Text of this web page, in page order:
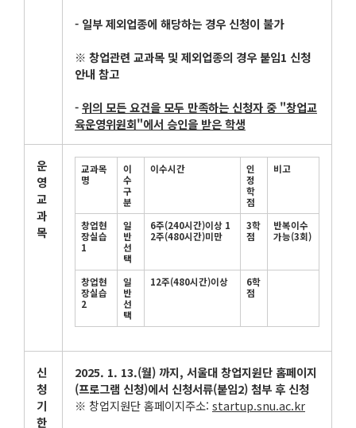
- 일부 제외업종에 해당하는 경우 신청이 불가
※ 창업관련 교과목 및 제외업종의 경우 붙임1 신청
안내 참고
-위의 모든 요건을 모두 만족하는 신청자 중 "창업교
육운영위원회"에서 승인을 받은 학생
운
영
교
과
목
교과목
명
이
수
구
분
이수시간
인
정
학
점
비고
창업현
장실습
1
일
반
선
택
6주(240시간)이상 1
2주(480시간)미만
3학
점
반복이수
가능(3회)
창업현
장실습
2
일
반
선
택
12주(480시간)이상 6학
점
신
청
기
한
2025. 1. 13.(월)까지, 서울대 창업지원단 홈페이지
(프로그램 신청)에서 신청서류(붙임2)첨부 후 신청
※ 창업지원단 홈페이지주소: startup.snu.ac.kr